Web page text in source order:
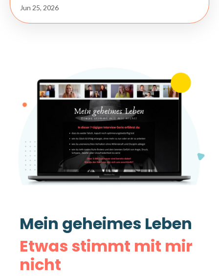
Jun 25, 2026
Mein geheimes Leben
Etwas stimmt mit mir
nicht